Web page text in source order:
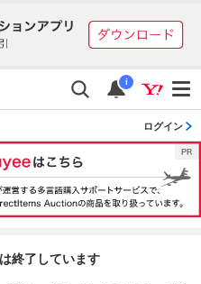
i
ログイン
終了しています